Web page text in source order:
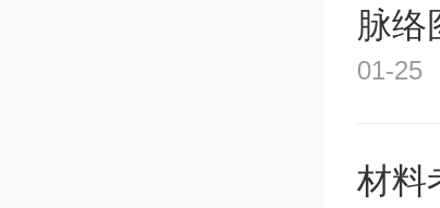
空乘
课要
脉络
01-25
材料